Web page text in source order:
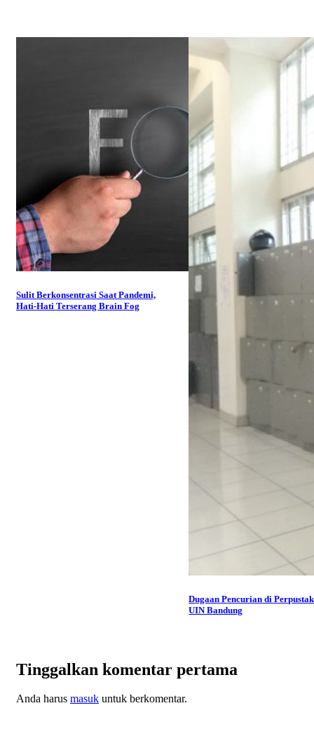
Sulit Berkonsentrasi Saat Pandemi,
Hati-Hati Terserang Brain Fog
Dugaan Pencurian di
UIN Bandung
Tinggalkan komentar pertama
Anda harus masuk untuk berkomentar.